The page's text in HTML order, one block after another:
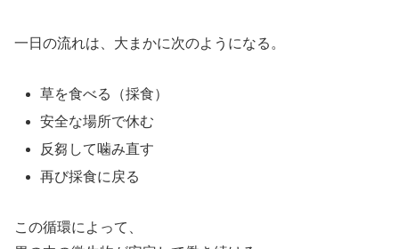
一日の流れは、大まかに次のようになる。
草を食べる（採食）
安全な場所で休む
反芻して噛み直す
再び採食に戻る
この循環によって、